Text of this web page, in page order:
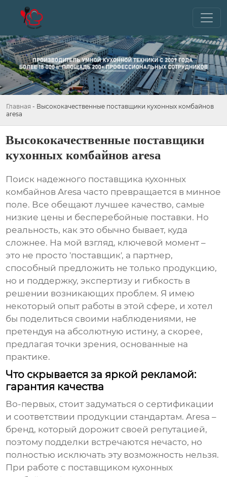
Главная - Высококачественные поставщики кухонных комбайнов
aresa
Высококачественные поставщики
кухонных комбайнов aresa
Поиск надежного поставщика кухонных
комбайнов Aresa часто превращается в минное
поле. Все обещают лучшее качество, самые
низкие цены и бесперебойные поставки. Но
реальность, как это обычно бывает, куда
сложнее. На мой взгляд, ключевой момент –
это не просто 'поставщик', а партнер,
способный предложить не только продукцию,
но и поддержку, экспертизу и гибкость в
решении возникающих проблем. Я имею
некоторый опыт работы в этой сфере, и хотел
бы поделиться своими наблюдениями, не
претендуя на абсолютную истину, а скорее,
предлагая точки зрения, основанные на
практике.
Что скрывается за яркой рекламой:
гарантия качества
Во-первых, стоит задуматься о сертификации
и соответствии продукции стандартам. Aresa –
бренд, который дорожит своей репутацией,
поэтому подделки встречаются нечасто, но
полностью исключать эту возможность нельзя.
При работе с поставщиком кухонных